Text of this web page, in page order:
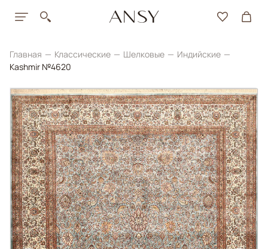
Главная Классические Шелковые
Индийские
Kashmir №4620